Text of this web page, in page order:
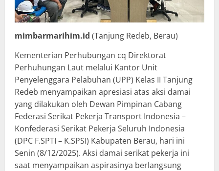
mimbarmarihim.id (Tanjung Redeb, Berau)
Kementerian Perhubungan cq Direktorat
Perhuhungan Laut melalui Kantor Unit
Penyelenggara Pelabuhan (UPP) Kelas II Tanjung
Redeb menyampaikan apresiasi atas aksi damai
yang dilakukan oleh Dewan Pimpinan Cabang
Federasi Serikat Pekerja Transport Indonesia –
Konfederasi Serikat Pekerja Seluruh Indonesia
(DPC F.SPTI – K.SPSI) Kabupaten Berau, hari ini
Senin (8/12/2025). Aksi damai serikat pekerja ini
saat menyampaikan aspirasinya berlangsung